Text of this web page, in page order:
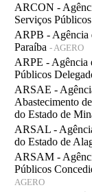
ARCON -
Serviços
ARPB - Agência
Paraíba - AGERO
ARPE - Agência
Públicos
ARSAE -
Abastecimento
do Estado de
ARSAL -
do Estado de
ARSAM -
Públicos
AGERO